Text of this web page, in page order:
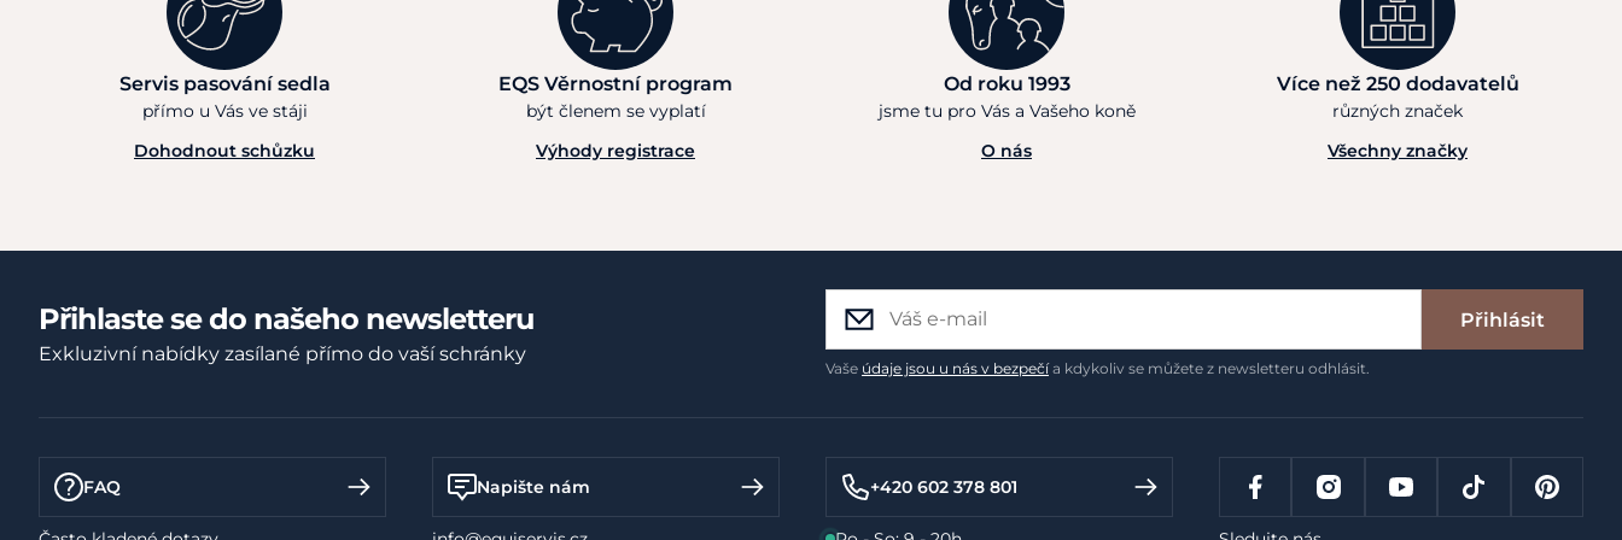
Servis pasování sedla
přímo u Vás ve stáji
Dohodnout schůzku
EQS Věrnostní program
být členem se vyplatí
Výhody registrace
Od roku 1993
jsme tu pro Vás a Vašeho koně
O nás
Více než 250 dodavatelů
různých značek
Všechny značky
Přihlaste se do našeho newsletteru
Exkluzivní nabídky zasílané přímo do vaší schránky
Přihlásit
Vaše údaje jsou u nás v bezpečía kdykoliv se můžete z newsletteru odhlásit.
FAQ Napište nám +420 602 378 801